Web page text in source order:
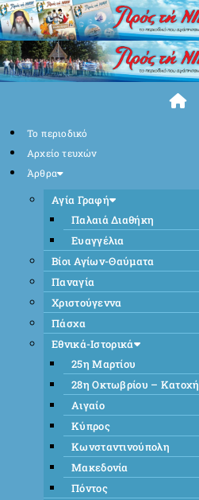
Skip
to
content
Το περιοδικό
Αρχείο τευχών
Άρθρα
Αγία Γραφή
Παλαιά Διαθήκη
Ευαγγέλια
Βίοι Αγίων-Θαύματα
Παναγία
Χριστούγεννα
Πάσχα
Εθνικά-Ιστορικά
25η Μαρτίου
28η Οκτωβρίου – Κατοχή
Αιγαίο
Κύπρος
Κωνσταντινούπολη
Μακεδονία
Πόντος